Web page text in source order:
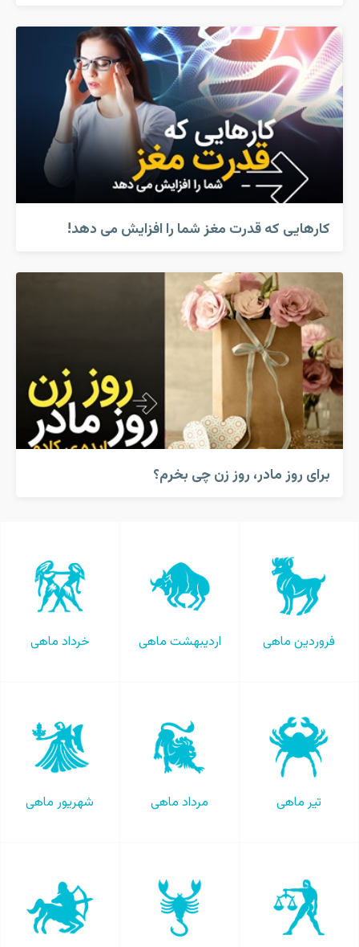
کارهایی که قدرت مغز شما را افزایش می دهد!
برای روز مادر، روز زن چی بخرم؟
فروردین ماهی اردیبهشت ماهی خرداد ماهی
تیر ماهی مرداد ماهی شهریور ماهی